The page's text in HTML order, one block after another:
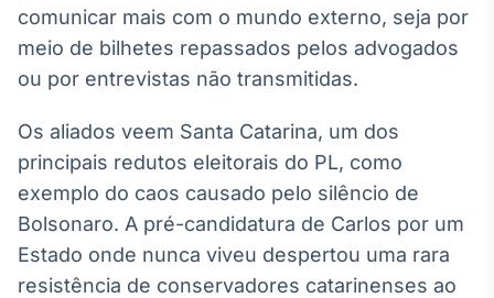
comunicar mais com o mundo externo, seja por
meio de bilhetes repassados pelos advogados
ou por entrevistas não transmitidas.
Os aliados veem Santa Catarina, um dos
principais redutos eleitorais do PL, como
exemplo do caos causado pelo silêncio de
Bolsonaro. A pré-candidatura de Carlos por um
Estado onde nunca viveu despertou uma rara
resistência de conservadores catarinenses ao